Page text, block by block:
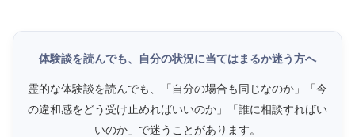
体験談を読んでも、自分の状況に当てはまるか迷う方へ
霊的な体験談を読んでも、「自分の場合も同じなのか」「今
の違和感をどう受け止めればいいのか」「誰に相談すればい
いのか」で迷うことがあります。